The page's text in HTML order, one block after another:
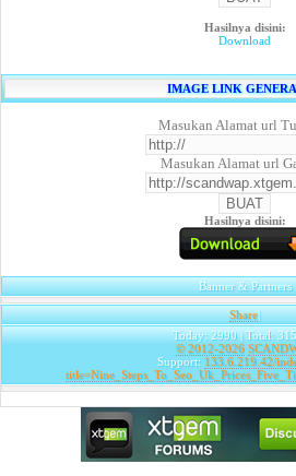
Hasilnya disini:
Download
IMAGE LINK
Masukan Alamat url
Masukan Alamat url
Hasilnya disini:
Banner & Partners
Share|
Today: 2990 | Total:
© 2012-2026
Support: 133.6.219.42/